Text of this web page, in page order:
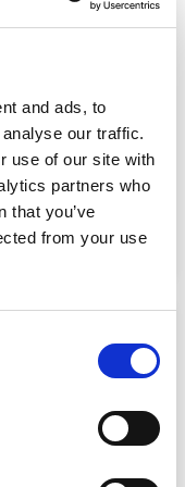
and ads, to
our traffic.
use of our site with
partners who
that you’ve
from your use